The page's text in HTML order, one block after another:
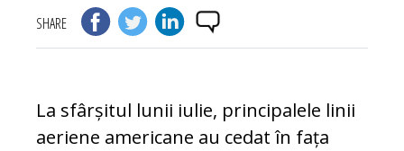
SHARE
La sfârșitul lunii iulie, principalele linii
aeriene americane au cedat în fața